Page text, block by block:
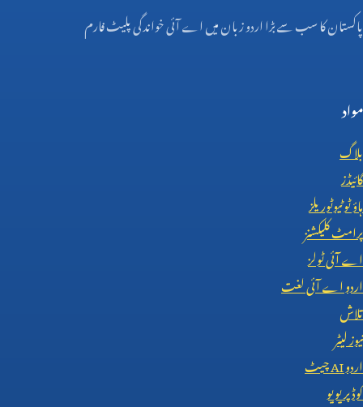
پاکستان کا سب سے بڑا اردو زبان میں اے آئی خواندگی پلیٹ فارم
مواد
بلاگ
گائیڈز
ہاؤ ٹو ٹیوٹوریلز
پرامٹ کلیکشنز
اے آئی ٹولز
اردو اے آئی لغت
تلاش
نیوز لیٹر
اردوAIچیٹ
کوڈ پریویو